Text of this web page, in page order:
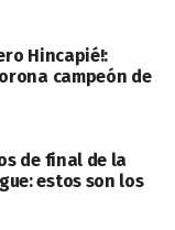
Hincapié!:
campeón de
de final de la
estos son los